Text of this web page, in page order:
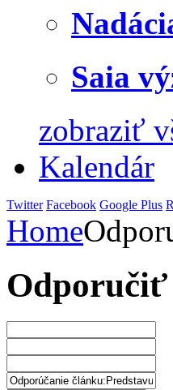
Saia
zobraziť
Kalendár
Twitter Facebook Google Plus
Home
Odporučiť